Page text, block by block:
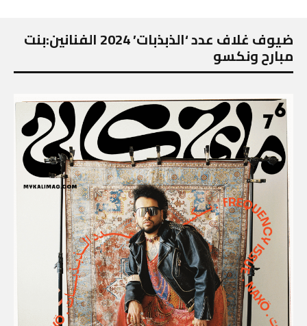
ضيوف غلاف عدد ‘الذبذبات’ 2024 الفنانين:بنت
مبارح ونكسو